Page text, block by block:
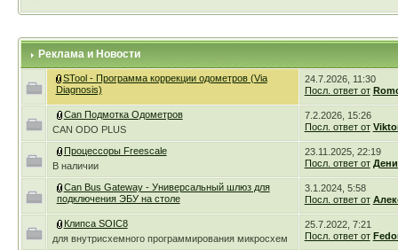
Реклама и Новости
STool - Программа коррекции одометров (Via
Diagnosis)
24.7.2026, 11:30
Посл. ответ от
Can Подмотка Одометров
CAN ODO PLUS
7.2.2026, 15:26
Посл. ответ от
Процессоры Freescale
В наличии
23.11.2025, 22:19
Посл. ответ от
Can Bus Gateway - Универсальный шлюз для
подключения ЭБУ на столе
3.1.2024, 5:58
Посл. ответ от
Клипса SOIC8
для внутрисхемного программирования микросхем
25.7.2022, 7:21
Посл. ответ от